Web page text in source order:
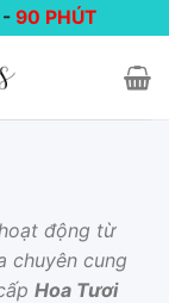
-90 PHÚT
động từ
chuyên cung
Hoa Tươi